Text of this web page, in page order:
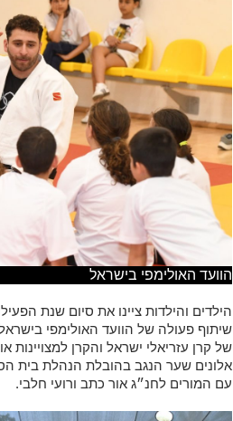
הוועד האולימפי בישראל
הילדים והילדות ציינו את סיום שנת
של קרן עזריאלי ישראל והקרן
אלונים שער הנגב בהובלת הנהלת בית
עם המורים לחנ״ג אור כתב ורועי חלבי.